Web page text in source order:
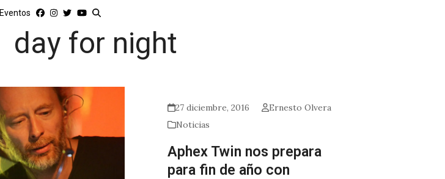
Eventos
day for night
27 diciembre, 2016
Ernesto Olvera
Noticias
Aphex Twin nos prepara
para fin de año con